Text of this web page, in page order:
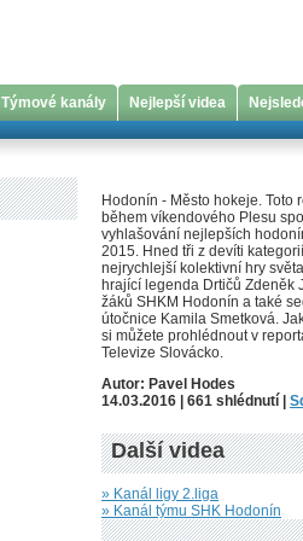
Týmové kanály Nejlepší videa
Hodonín - Město hokeje. Toto
během víkendového Plesu
vyhlašování nejlepších
2015. Hned tři z devíti
nejrychlejší kolektivní hry
hrající legenda Drtičů Zdeněk
žáků SHKM Hodonín a také
útočnice Kamila Smetková.
si můžete prohlédnout v
Televize Slovácko.
Autor: Pavel Hodes
14.03.2016 | 661 shlédnutí |
Další videa
» Kanál ligy 2.liga
» Kanál týmu SHK Hodonín